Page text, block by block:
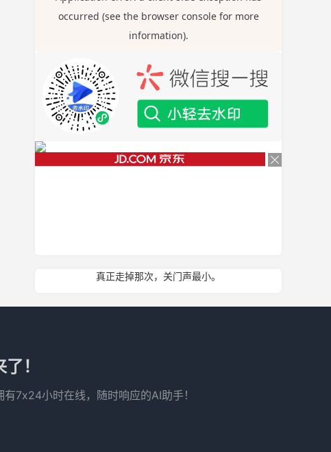
真正走掉那次，关门声最小。
！
7x24小时在线，随时响应的AI助手！